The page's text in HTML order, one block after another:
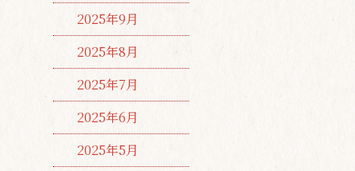
2025年9月
2025年8月
2025年7月
2025年6月
2025年5月